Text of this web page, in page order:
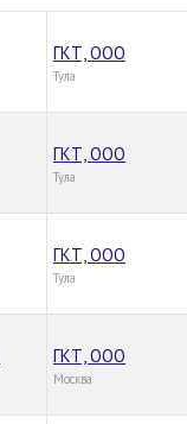
ГКТ, ООО
Тула
ГКТ, ООО
Тула
ГКТ, ООО
Тула
ГКТ, ООО
Москва